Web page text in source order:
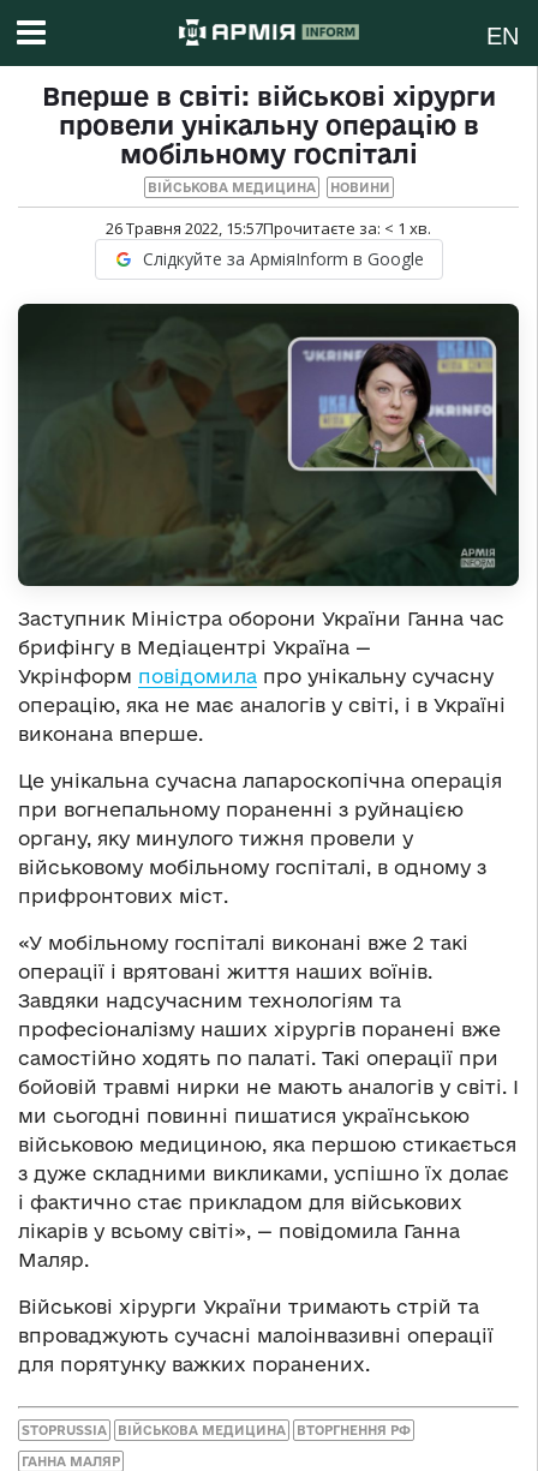
EN
Вперше в світі: військові хірурги
провели унікальну операцію в
мобільному госпіталі
ВІЙСЬКОВА МЕДИЦИНА НОВИНИ
26 Травня 2022, 15:57Прочитаєте за: < 1 хв.
Слідкуйте за АрміяInform в Google
Заступник Міністра оборони України Ганна час
брифінгу в Медіацентрі Україна —
Укрінформ повідомила про унікальну сучасну
операцію, яка не має аналогів у світі, і в Україні
виконана вперше.
Це унікальна сучасна лапароскопічна операція
при вогнепальному пораненні з руйнацією
органу, яку минулого тижня провели у
військовому мобільному госпіталі, в одному з
прифронтових міст.
«У мобільному госпіталі виконані вже 2 такі
операції і врятовані життя наших воїнів.
Завдяки надсучасним технологіям та
професіоналізму наших хірургів поранені вже
самостійно ходять по палаті. Такі операції при
бойовій травмі нирки не мають аналогів у світі. І
ми сьогодні повинні пишатися українською
військовою медициною, яка першою стикається
з дуже складними викликами, успішно їх долає
і фактично стає прикладом для військових
лікарів у всьому світі», — повідомила Ганна
Маляр.
Військові хірурги України тримають стрій та
впроваджують сучасні малоінвазивні операції
для порятунку важких поранених.
STOPRUSSIA ВІЙСЬКОВА МЕДИЦИНА ВТОРГНЕННЯ РФ
ГАННА МАЛЯР